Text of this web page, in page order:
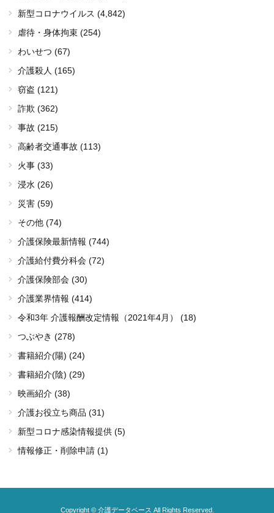
新型コロナウイルス (4,842)
虐待・身体拘束 (254)
わいせつ (67)
介護殺人 (165)
窃盗 (121)
詐欺 (362)
事故 (215)
高齢者交通事故 (113)
火事 (33)
浸水 (26)
災害 (59)
その他 (74)
介護保険最新情報 (744)
介護給付費分科会 (72)
介護保険部会 (30)
介護業界情報 (414)
令和3年 介護報酬改定情報（2021年4月） (18)
つぶやき (278)
書籍紹介(陽) (24)
書籍紹介(陰) (29)
映画紹介 (38)
介護お役立ち商品 (31)
新型コロナ感染情報提供 (5)
情報修正・削除申請 (1)
Copyright © 介護データベース All Rights Reserved.